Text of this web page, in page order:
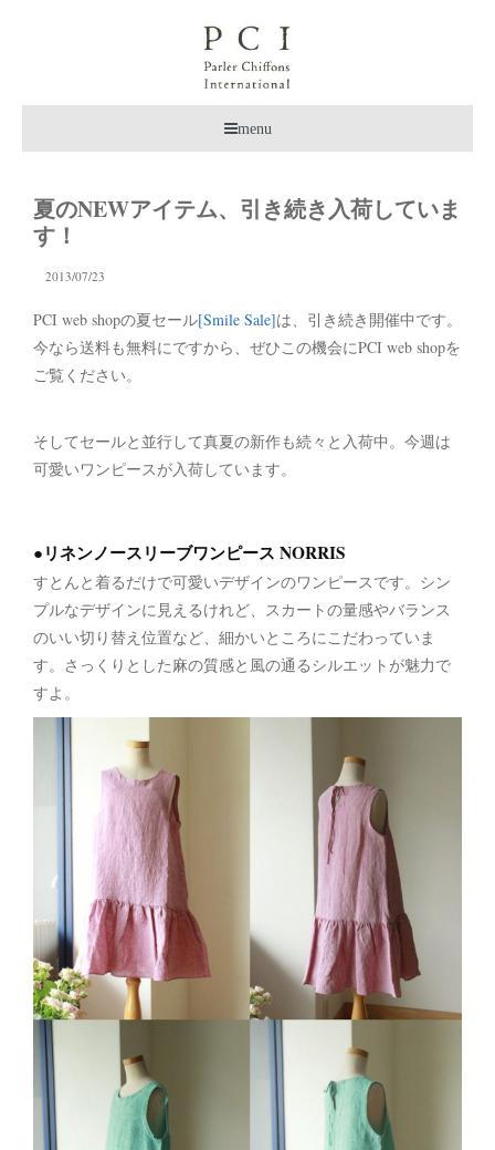
menu
夏のNEWアイテム、引き続き入荷していま
す！
2013/07/23
PCI web shopの夏セール[Smile Sale]は、引き続き開催中です。
今なら送料も無料にですから、ぜひこの機会にPCI web shopを
ご覧ください。
そしてセールと並行して真夏の新作も続々と入荷中。今週は
可愛いワンピースが入荷しています。
●リネンノースリーブワンピース NORRIS
すとんと着るだけで可愛いデザインのワンピースです。シン
プルなデザインに見えるけれど、スカートの量感やバランス
のいい切り替え位置など、細かいところにこだわっていま
す。さっくりとした麻の質感と風の通るシルエットが魅力で
すよ。